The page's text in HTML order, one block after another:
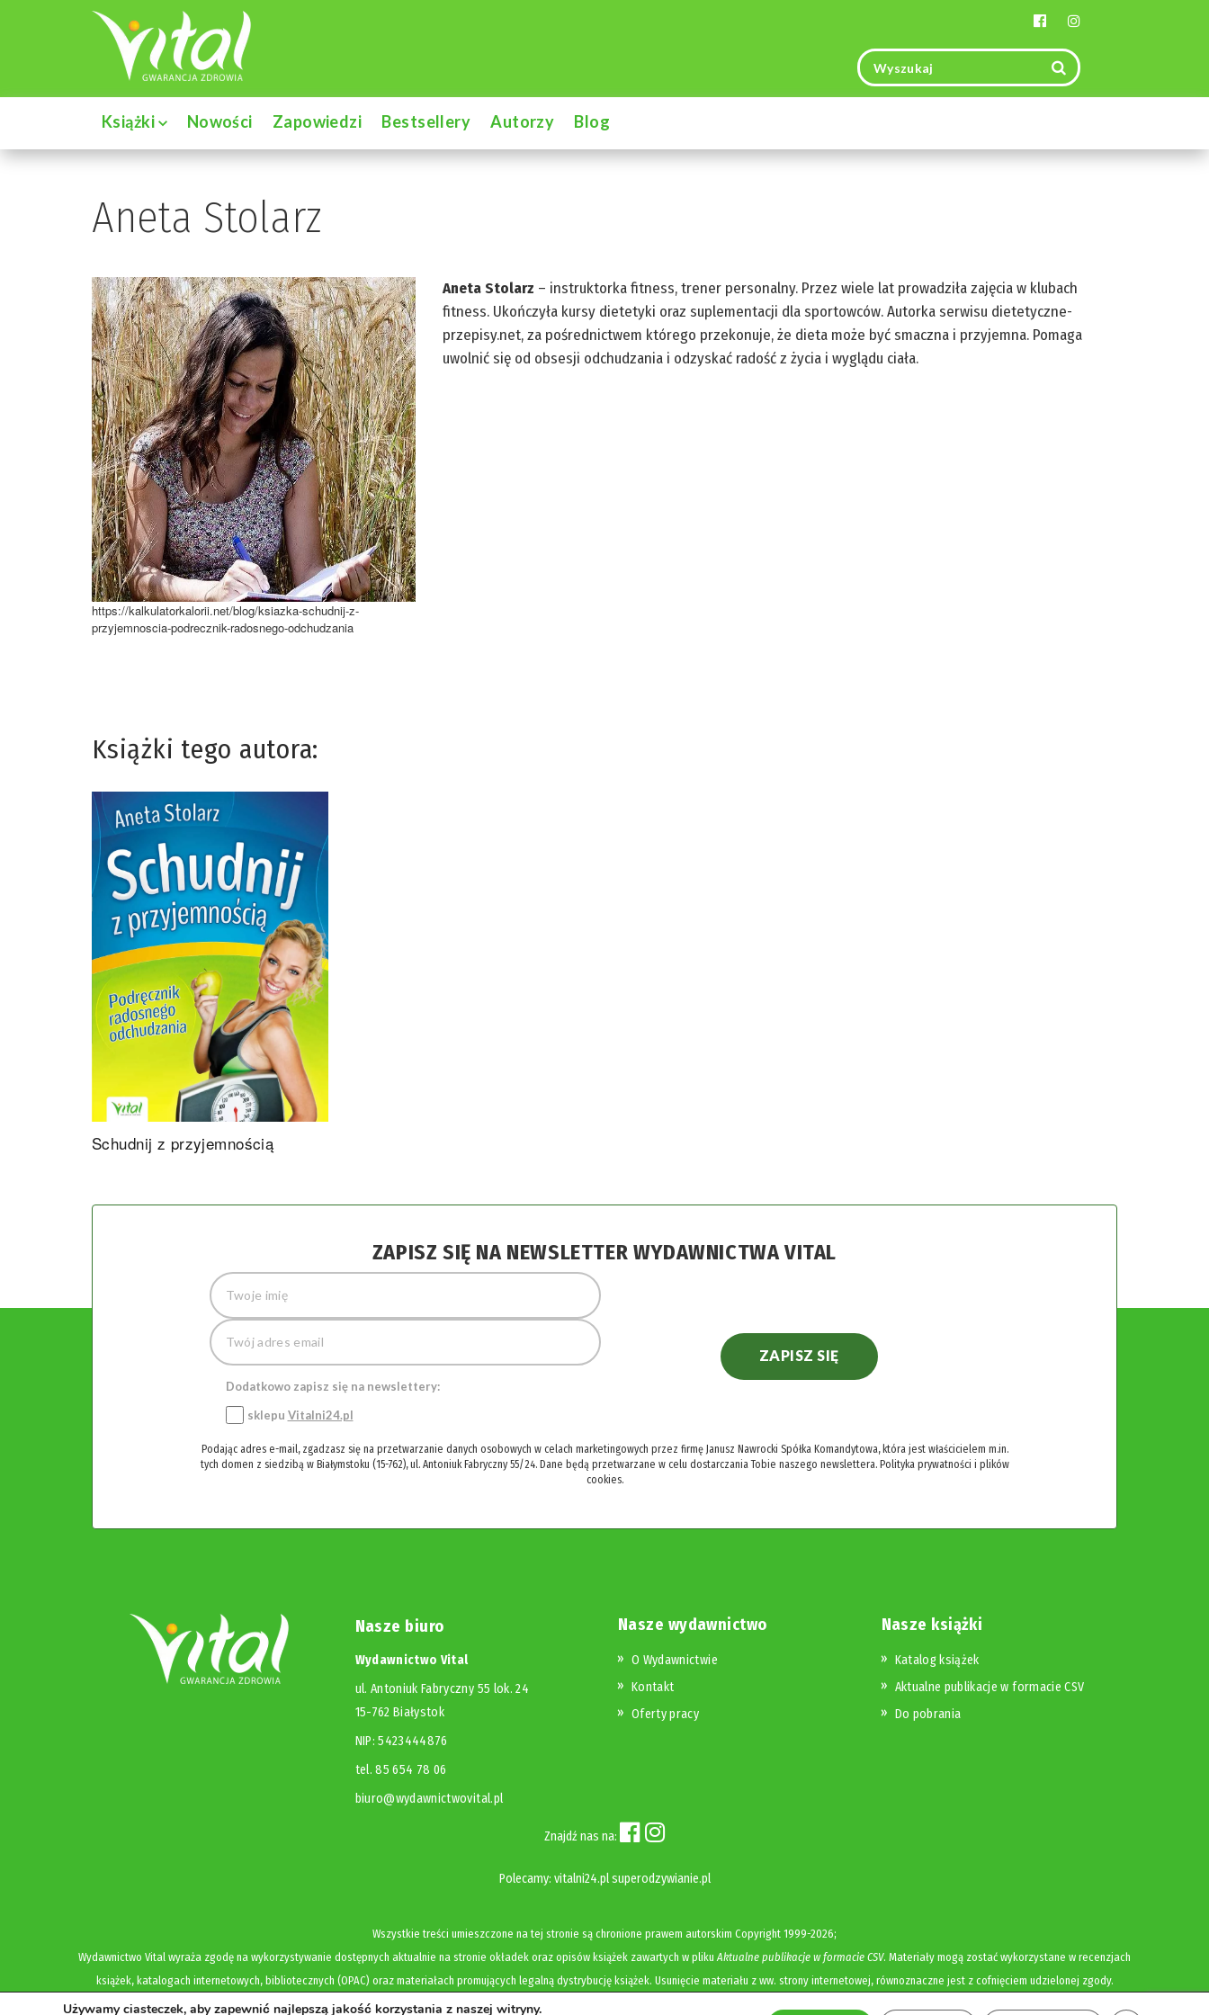
Książki Nowości Zapowiedzi Bestsellery Autorzy Blog
Aneta Stolarz
https://kalkulatorkalorii.net/blog/ksiazka-schudnij-z-
przyjemnoscia-podrecznik-radosnego-odchudzania
Aneta Stolarz – instruktorka fitness, trener personalny. Przez wiele lat prowadziła zajęcia w klubach
fitness. Ukończyła kursy dietetyki oraz suplementacji dla sportowców. Autorka serwisu dietetyczne-
przepisy.net, za pośrednictwem którego przekonuje, że dieta może być smaczna i przyjemna. Pomaga
uwolnić się od obsesji odchudzania i odzyskać radość z życia i wyglądu ciała.
Książki tego autora:
Schudnij z przyjemnością
ZAPISZ SIĘ NA NEWSLETTER WYDAWNICTWA VITAL
Dodatkowo zapisz się na newslettery:
sklepu Vitalni24.pl
ZAPISZ SIĘ
Podając adres e-mail, zgadzasz się na przetwarzanie danych osobowych w celach marketingowych przez firmę Janusz Nawrocki Spółka Komandytowa, która jest właścicielem m.in.
tych domen z siedzibą w Białymstoku (15-762), ul. Antoniuk Fabryczny 55/24. Dane będą przetwarzane w celu dostarczania Tobie naszego newslettera. Polityka prywatności i plików
cookies.
Nasze biuro
Wydawnictwo Vital
ul. Antoniuk Fabryczny 55 lok. 24
15-762 Białystok
NIP: 5423444876
tel. 85 654 78 06
biuro@wydawnictwovital.pl
Nasze wydawnictwo
O Wydawnictwie
Kontakt
Oferty pracy
Nasze książki
Katalog książek
Aktualne publikacje w formacie CSV
Do pobrania
Znajdź nas na:
Polecamy: vitalni24.pl superodzywianie.pl
Wszystkie treści umieszczone na tej stronie są chronione prawem autorskim Copyright 1999-2026;
Wydawnictwo Vital wyraża zgodę na wykorzystywanie dostępnych aktualnie na stronie okładek oraz opisów książek zawartych w pliku Aktualne publikacje w formacie CSV. Materiały mogą zostać wykorzystane w recenzjach
książek, katalogach internetowych, bibliotecznych (OPAC) oraz materiałach promujących legalną dystrybucję książek. Usunięcie materiału z ww. strony internetowej, równoznaczne jest z cofnięciem udzielonej zgody.
Używamy ciasteczek, aby zapewnić najlepszą jakość korzystania z naszej witryny.